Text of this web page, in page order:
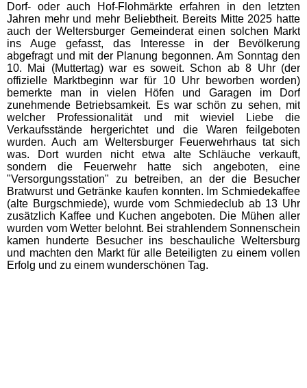
Dorf- oder auch Hof-Flohmärkte erfahren in den letzten
Jahren mehr und mehr Beliebtheit. Bereits Mitte 2025 hatte
auch der Weltersburger Gemeinderat einen solchen Markt
ins Auge gefasst, das Interesse in der Bevölkerung
abgefragt und mit der Planung begonnen. Am Sonntag den
10. Mai (Muttertag) war es soweit. Schon ab 8 Uhr (der
offizielle Marktbeginn war für 10 Uhr beworben worden)
bemerkte man in vielen Höfen und Garagen im Dorf
zunehmende Betriebsamkeit. Es war schön zu sehen, mit
welcher Professionalität und mit wieviel Liebe die
Verkaufsstände hergerichtet und die Waren feilgeboten
wurden. Auch am Weltersburger Feuerwehrhaus tat sich
was. Dort wurden nicht etwa alte Schläuche verkauft,
sondern die Feuerwehr hatte sich angeboten, eine
"Versorgungsstation" zu betreiben, an der die Besucher
Bratwurst und Getränke kaufen konnten. Im Schmiedekaffee
(alte Burgschmiede), wurde vom Schmiedeclub ab 13 Uhr
zusätzlich Kaffee und Kuchen angeboten. Die Mühen aller
wurden vom Wetter belohnt. Bei strahlendem Sonnenschein
kamen hunderte Besucher ins beschauliche Weltersburg
und machten den Markt für alle Beteiligten zu einem vollen
Erfolg und zu einem wunderschönen Tag.